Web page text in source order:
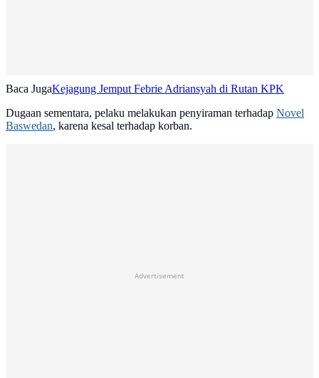
Baca JugaKejagung Jemput Febrie Adriansyah di Rutan KPK
Dugaan sementara, pelaku melakukan penyiraman terhadap Novel
Baswedan, karena kesal terhadap korban.
Advertisement